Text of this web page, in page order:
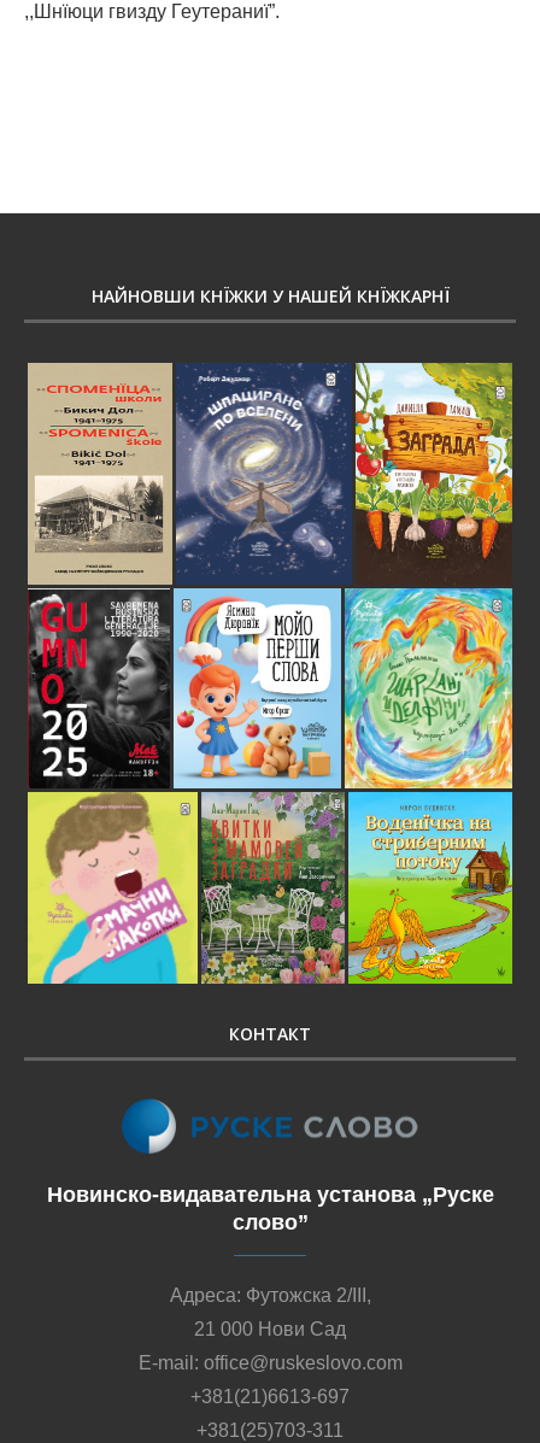
,,Шнїюци гвизду Геутераниї”.
НАЙНОВШИ КНЇЖКИ У НАШЕЙ КНЇЖКАРНЇ
КОНТАКТ
Новинско-видавательна установа „Руске
слово”
Адреса: Футожска 2/III,
21 000 Нови Сад
E-mail: office@ruskeslovo.com
+381(21)6613-697
+381(25)703-311